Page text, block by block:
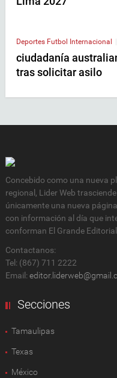
Deportes Futbol Internacional
ciudadanía
tras solicitar asilo
Concebido como una nueva
regional, Lider Web
únicamente una nueva
con información al día que
conforman El Grande
Contactanos:
Tel: (867) 711 2222
Email:
Secciones
Tamaulipas
Texas
México